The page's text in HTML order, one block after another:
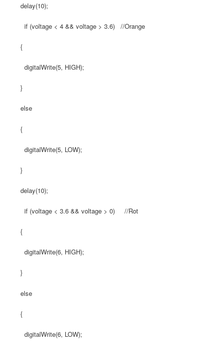
delay(10);
if (voltage < 4 && voltage > 3.6) //Orange
{
digitalWrite(5, HIGH);
}
else
{
digitalWrite(5, LOW);
}
delay(10);
if (voltage < 3.6 && voltage > 0) //Rot
{
digitalWrite(6, HIGH);
}
else
{
digitalWrite(6, LOW);